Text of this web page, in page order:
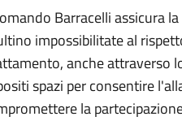
Barracelli assicura
impossibilitate al
anche attraverso
spazi per consentire
la